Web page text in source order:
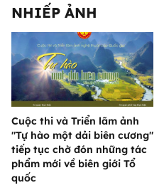
NHIẾP ẢNH
Cuộc thi và Triển lãm ảnh
"Tự hào một dải biên cương"
tiếp tục chờ đón những tác
phẩm mới về biên giới Tổ
quốc